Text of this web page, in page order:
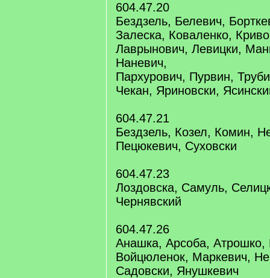
604.47.20
Бездзель, Белевич,
Залеска, Коваленко,
Лаврынович, Левицки,
Наневич,
Пархурович, Пурвин,
Чекан, Яриновски,
604.47.21
Бездзель, Козел, Комин,
Пецюкевич, Суховски
604.47.23
Лоздовска, Самуль,
Чернявский
604.47.26
Анашка, Арсоба, Атрошко,
Войцюленок, Маркевич,
Садовски, Янушкевич